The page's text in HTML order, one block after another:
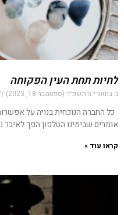
לחיות תחת העין הפקוחה
ג׳ בתשרי ה׳תשפ״ד (ספטמבר 18, 2023)
כל החברה הנוכחית בנויה על
אומרים שבימינו הטלפון הפך
קראו עוד »